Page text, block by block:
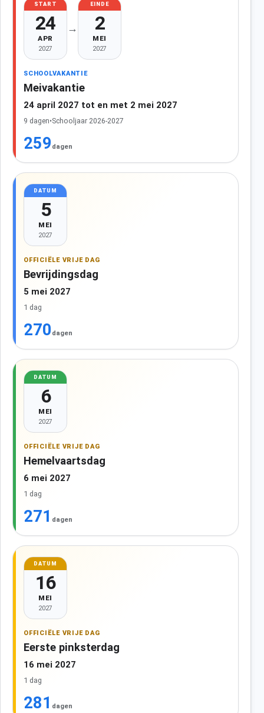
START
24
APR
2027
→
EINDE
2
MEI
2027
SCHOOLVAKANTIE
Meivakantie
24 april 2027 tot en met 2 mei 2027
9 dagen•Schooljaar 2026-2027
259 dagen
DATUM
5
MEI
2027
OFFICIËLE VRIJE DAG
Bevrijdingsdag
5 mei 2027
1 dag
270 dagen
DATUM
6
MEI
2027
OFFICIËLE VRIJE DAG
Hemelvaartsdag
6 mei 2027
1 dag
271 dagen
DATUM
16
MEI
2027
OFFICIËLE VRIJE DAG
Eerste pinksterdag
16 mei 2027
1 dag
281 dagen